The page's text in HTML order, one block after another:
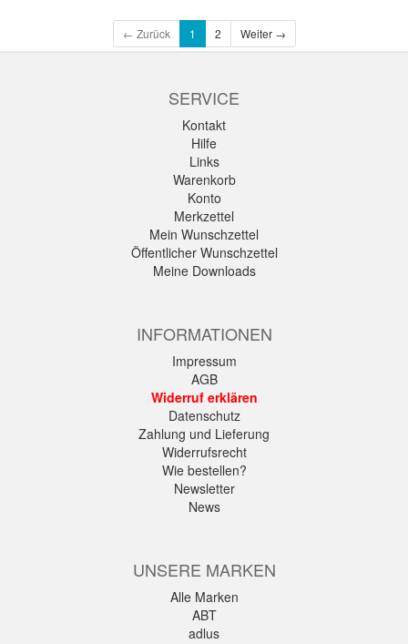
← Zurück 1 2 Weiter →
SERVICE
Kontakt
Hilfe
Links
Warenkorb
Konto
Merkzettel
Mein Wunschzettel
Öffentlicher Wunschzettel
Meine Downloads
INFORMATIONEN
Impressum
AGB
Widerruf erklären
Datenschutz
Zahlung und Lieferung
Widerrufsrecht
Wie bestellen?
Newsletter
News
UNSERE MARKEN
Alle Marken
ABT
adlus